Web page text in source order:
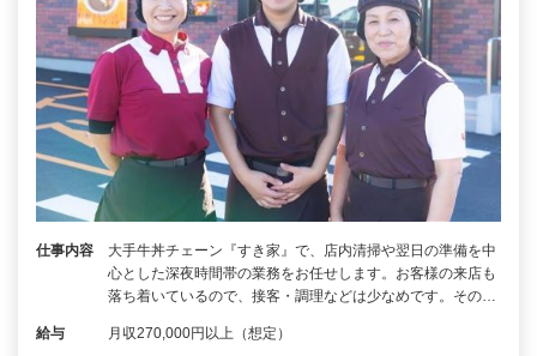
仕事内容
大手牛丼チェーン『すき家』で、店内清掃や翌日の準備を中
心とした深夜時間帯の業務をお任せします。お客様の来店も
落ち着いているので、接客・調理などは少なめです。その…
給与 月収270,000円以上（想定）